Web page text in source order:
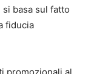
basa sul fatto
fiducia
promozionali al